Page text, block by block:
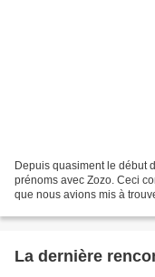
Depuis quasiment le début
prénoms avec Zozo. Ceci
que nous avions mis à
La dernière